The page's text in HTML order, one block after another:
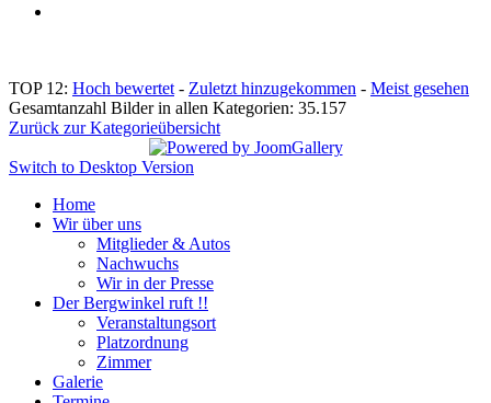
TOP 12: Hoch bewertet - Zuletzt hinzugekommen - Meist gesehen
Gesamtanzahl Bilder in allen Kategorien: 35.157
Zurück zur Kategorieübersicht
Switch to Desktop Version
Home
Wir über uns
Mitglieder & Autos
Nachwuchs
Wir in der Presse
Der Bergwinkel ruft !!
Veranstaltungsort
Platzordnung
Zimmer
Galerie